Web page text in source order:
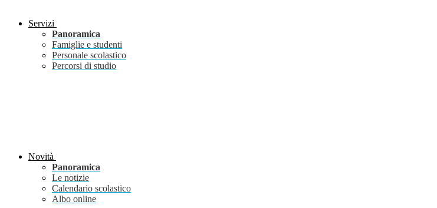
Servizi
Panoramica
Famiglie e studenti
Personale scolastico
Percorsi di studio
Novità
Panoramica
Le notizie
Calendario scolastico
Albo online